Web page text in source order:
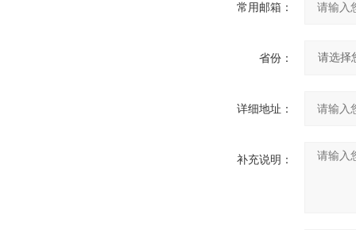
常用邮箱：
省份：
详细地址：
补充说明：